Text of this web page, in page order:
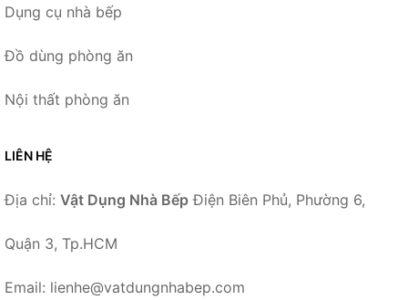
Dụng cụ nhà bếp
Đồ dùng phòng ăn
Nội thất phòng ăn
LIÊN HỆ
Địa chỉ: Vật Dụng Nhà Bếp Điện Biên Phủ, Phường 6,
Quận 3, Tp.HCM
Email: lienhe@vatdungnhabep.com